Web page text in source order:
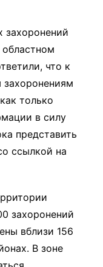
захоронений
что к
только
в силу
представить
ссылкой на
захоронений
вблизи 156
В зоне